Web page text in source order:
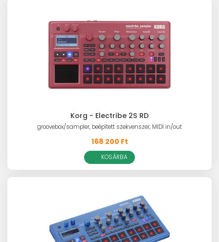
Korg - Electribe 2S RD
groovebox/sampler, beépített szekvenszer, MIDI in/out
168 200 Ft
KOSÁRBA